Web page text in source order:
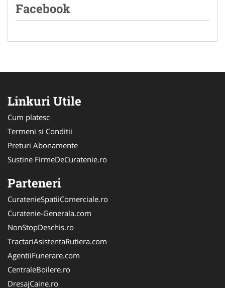
Facebook
Linkuri Utile
Cum platesc
Termeni si Conditii
Preturi Abonamente
Sustine FirmeDeCuratenie.ro
Parteneri
CuratenieSpatiiComerciale.ro
Curatenie-Generala.com
NonStopDeschis.ro
TractariAsistentaRutiera.com
AgentiiFunerare.com
CentraleBoilere.ro
DresajCaine.ro